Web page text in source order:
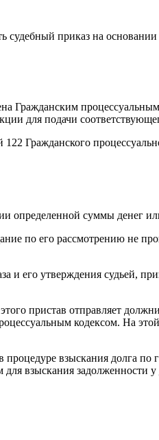
приказ на основании
Гражданским
для подачи
122 Гражданского
определенной суммы денег
по его рассмотрению не
его утверждения судьей,
пристав отправляет
кодексом. На этой
взыскания долга
взыскания задолженности